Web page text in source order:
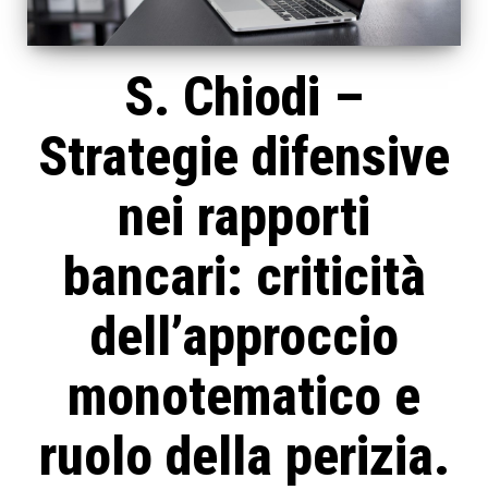
S. Chiodi –
Strategie difensive
nei rapporti
bancari: criticità
dell’approccio
monotematico e
ruolo della perizia.